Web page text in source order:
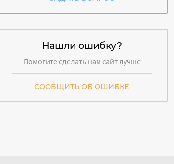
Нашли ошибку?
Помогите сделать нам сайт лучше
СООБЩИТЬ ОБ ОШИБКЕ